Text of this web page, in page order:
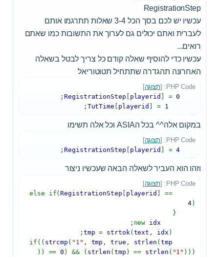
RegistrationStep
עכשיו יש לכם בסך הכל 3-4 שאלות תתרגמו אותם
לעברית ואתם יכולים גם לערוך את התשובות כמו שאתם
רואים...
עכשיו כדי להוסיף שאלה קודם כל צריך לבטל בשאלה
האחרונה תהגדרה שתתחיל תטוטוריאל
PHP Code: [ תצוגה
playerid ] =0
;
TutTime
playerid ] = 1
;
במקום אלה^^ בכל הASIA וכל אלה תשימו
PHP Code: [ תצוגה
playerid ] =4
;
וזהו הוא העביר לשאלה הבאה שעכשיו ניצור
PHP Code: [ תצוגה
else if(RegistrationStep playerid
] ==
4)
{
idx
;
tmp= strtok ( text , idx );
strcmp ( "1" , tmp ,true , strlen ( tmp
)) ==0 ) && ( strlen ( tmp ) == strlen ( "1" )))